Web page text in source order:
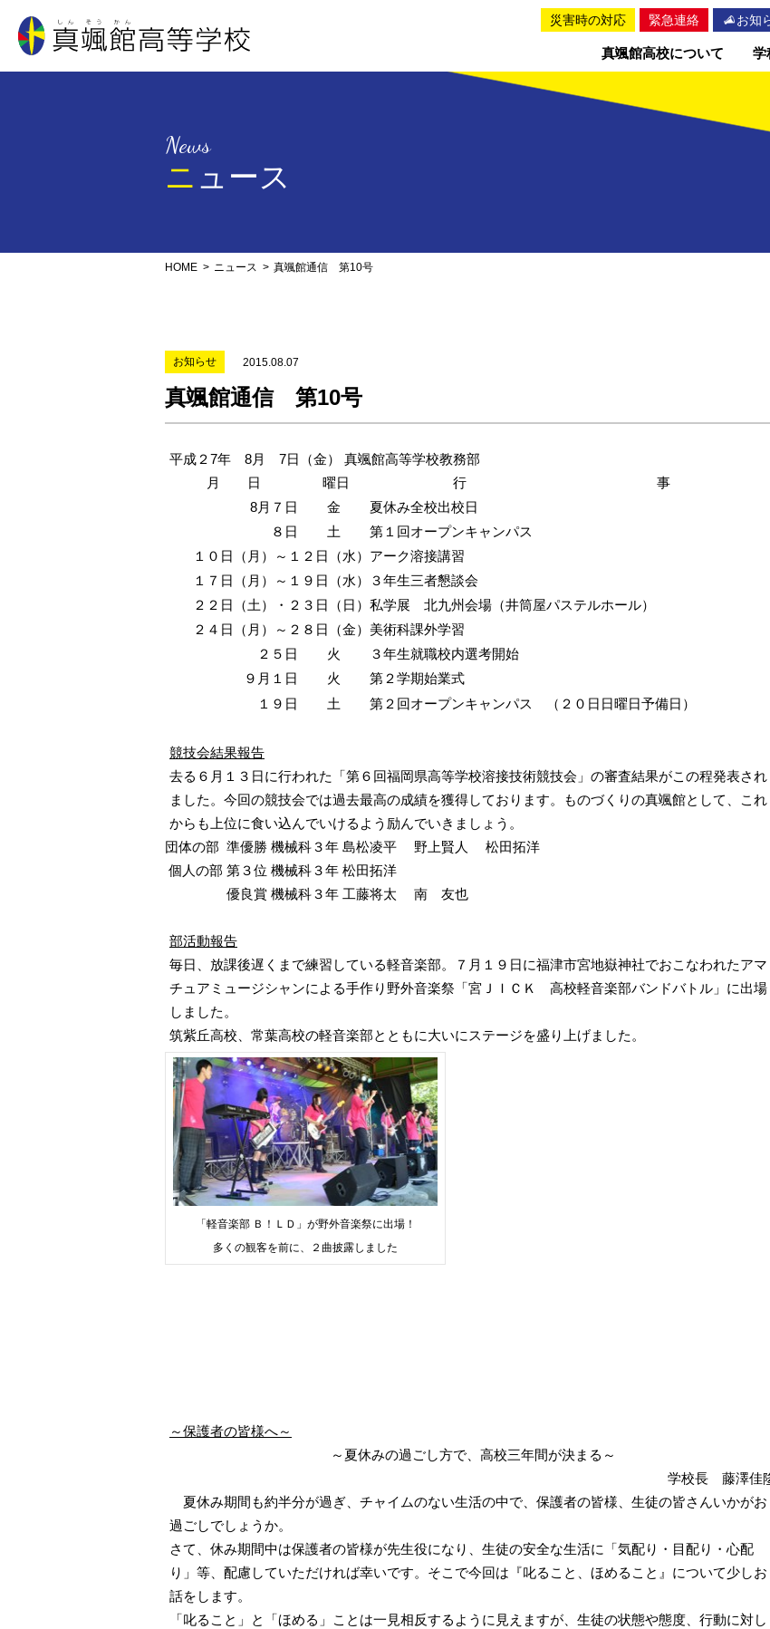
真颯館高校について
学
災害時の対応 緊急連絡 お知
News
ニュース
HOME ニュース 真颯館通信 第10号
お知らせ 2015.08.07
真颯館通信 第10号
平成２7年 8月 7日（金） 真颯館高等学校教務部
月 日
曜日
行 事
8月７日
金
夏休み全校出校日
８日
土
第１回オープンキャンパス
１０日（月）～１２日（水） アーク溶接講習
１７日（月）～１９日（水）
３年生三者懇談会
２２日（土）・２３日（日） 私学展 北九州会場（井筒屋パステルホール）
２４日（月）～２８日（金） 美術科課外学習
２５日
火
３年生就職校内選考開始
９月１日
火
第２学期始業式
１９日
土 第２回オープンキャンパス （２０日日曜日予備日）
競技会結果報告
去る６月１３日に行われた「第６回福岡県高等学校溶接技術競技会」の審査結果がこの程発表され
ました。今回の競技会では過去最高の成績を獲得しております。ものづくりの真颯館として、これ
からも上位に食い込んでいけるよう励んでいきましょう。
団体の部 準優勝 機械科３年 島松凌平 野上賢人 松田拓洋
個人の部 第３位 機械科３年 松田拓洋
優良賞 機械科３年 工藤将太 南 友也
部活動報告
毎日、放課後遅くまで練習している軽音楽部。７月１９日に福津市宮地嶽神社でおこなわれたアマ
チュアミュージシャンによる手作り野外音楽祭「宮ＪＩＣＫ 高校軽音楽部バンドバトル」に出場
しました。
筑紫丘高校、常葉高校の軽音楽部とともに大いにステージを盛り上げました。
「軽音楽部 Ｂ！ＬＤ」が野外音楽祭に出場！
多くの観客を前に、２曲披露しました
～保護者の皆様へ～
～夏休みの過ごし方で、高校三年間が決まる～
学校長 藤澤佳
夏休み期間も約半分が過ぎ、チャイムのない生活の中で、保護者の皆様、生徒の皆さんいかがお
過ごしでしょうか。
さて、休み期間中は保護者の皆様が先生役になり、生徒の安全な生活に「気配り・目配り・心配
り」等、配慮していただければ幸いです。そこで今回は『叱ること、ほめること』について少しお
話をします。
「叱ること」と「ほめる」ことは一見相反するように見えますが、生徒の状態や態度、行動に対し